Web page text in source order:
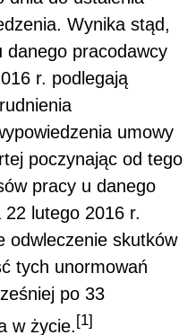
Wynika stąd,
danego pracodawcy
r. podlegają
umowy
poczynając od tego
pracy u danego
lutego 2016 r.
odwleczenie skutków
tych unormowań
po 33
w życie. [1]